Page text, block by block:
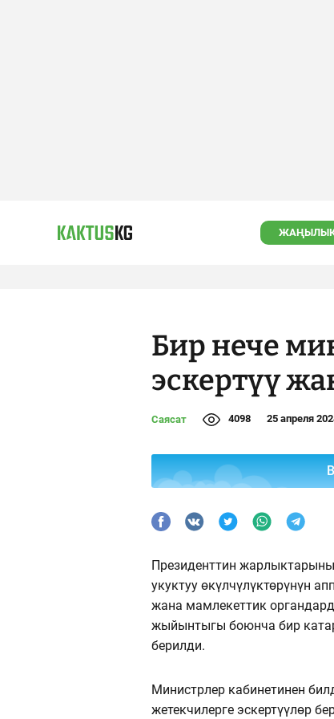
Бир нече
эскертүү
Саясат 4098 25 апреля
Президенттин
укуктуу өкүлчүлүктөрүнүн
жана мамлекеттик
жыйынтыгы боюнча бир
берилди.
Министрлер кабинетинен
жетекчилерге эскертүүлөр